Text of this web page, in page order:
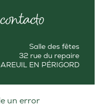
Salle des fêtes
32 rue du repaire
EN PÉRIGORD
un error